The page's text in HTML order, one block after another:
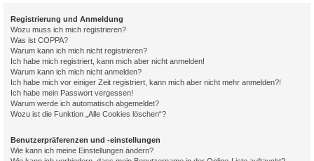
Registrierung und Anmeldung
Wozu muss ich mich registrieren?
Was ist COPPA?
Warum kann ich mich nicht registrieren?
Ich habe mich registriert, kann mich aber nicht anmelden!
Warum kann ich mich nicht anmelden?
Ich habe mich vor einiger Zeit registriert, kann mich aber nicht mehr anmelden?!
Ich habe mein Passwort vergessen!
Warum werde ich automatisch abgemeldet?
Wozu ist die Funktion „Alle Cookies löschen“?
Benutzerpräferenzen und -einstellungen
Wie kann ich meine Einstellungen ändern?